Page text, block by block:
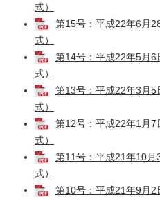
式）
第15号：平成22年6月
式）
第14号：平成22年5月
式）
第13号：平成22年3月
式）
第12号：平成22年1月
式）
第11号：平成21年10
式）
第10号：平成21年9月